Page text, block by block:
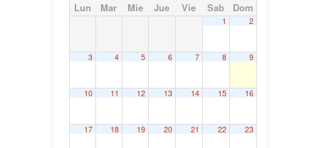
Lun Mar Mie Jue Vie Sab Dom
1 2
3 4 5 6 7 8 9
10 11 12 13 14 15 16
17 18 19 20 21 22 23